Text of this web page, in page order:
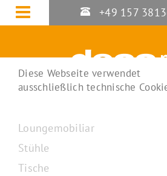
Zum
Inhalt
+49 157
Loungemobiliar
Stühle
Tische
Diese Webseite verwendet
ausschließlich technische